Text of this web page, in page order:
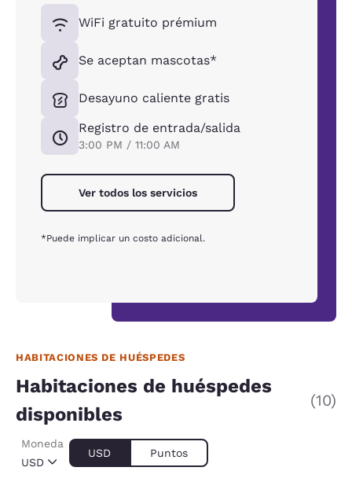
WiFi gratuito prémium
Se aceptan mascotas*
Desayuno caliente gratis
Registro de entrada/salida
3:00 PM / 11:00 AM
Ver todos los servicios
*Puede implicar un costo adicional.
HABITACIONES DE HUÉSPEDES
Habitaciones de huéspedes
disponibles
(10)
USD
Moneda
USD Puntos